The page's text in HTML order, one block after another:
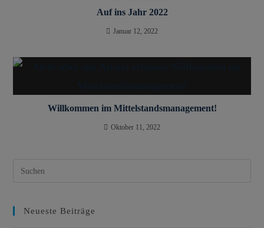
Auf ins Jahr 2022
Januar 12, 2022
Willkommen im Mittelstandsmanagement!
Oktober 11, 2022
Neueste Beiträge